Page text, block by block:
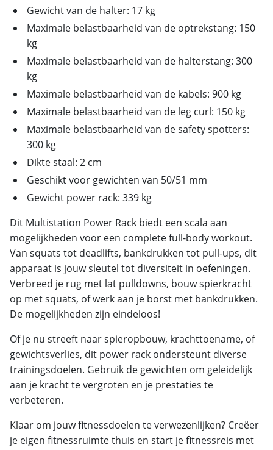
Gewicht van de halter: 17 kg
Maximale belastbaarheid van de optrekstang: 150
kg
Maximale belastbaarheid van de halterstang: 300
kg
Maximale belastbaarheid van de kabels: 900 kg
Maximale belastbaarheid van de leg curl: 150 kg
Maximale belastbaarheid van de safety spotters:
300 kg
Dikte staal: 2 cm
Geschikt voor gewichten van 50/51 mm
Gewicht power rack: 339 kg
Dit Multistation Power Rack biedt een scala aan
mogelijkheden voor een complete full-body workout.
Van squats tot deadlifts, bankdrukken tot pull-ups, dit
apparaat is jouw sleutel tot diversiteit in oefeningen.
Verbreed je rug met lat pulldowns, bouw spierkracht
op met squats, of werk aan je borst met bankdrukken.
De mogelijkheden zijn eindeloos!
Of je nu streeft naar spieropbouw, krachttoename, of
gewichtsverlies, dit power rack ondersteunt diverse
trainingsdoelen. Gebruik de gewichten om geleidelijk
aan je kracht te vergroten en je prestaties te
verbeteren.
Klaar om jouw fitnessdoelen te verwezenlijken? Creëer
je eigen fitnessruimte thuis en start je fitnessreis met